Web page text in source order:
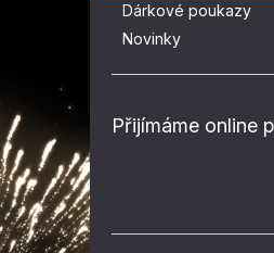
Dárkové poukazy
Novinky
Přijímáme online